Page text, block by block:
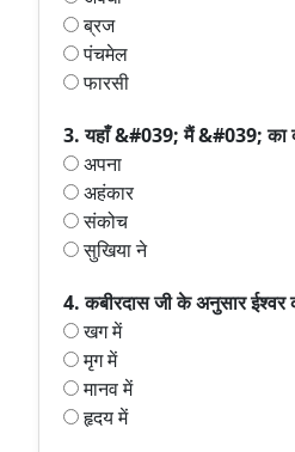
ब्रज
पंचमेल
फारसी
3. यहाँ &#039; मैं &#039; का
अपना
अहंकार
संकोच
सुखिया ने
4. कबीरदास जी के अनुसार ईश्वर
खग में
मृग में
मानव में
हृदय में